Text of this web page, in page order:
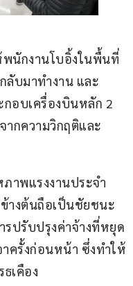
พนักงานโบอิ้งในพื้นที่
ลับมาทำงาน และ
กอบเครื่องบินหลัก 2
กความวิกฤติและ
าพแรงงานประจำ
างต้นถือเป็นชัยชนะ
ปรับปรุงค่าจ้างที่หยุด
าครั้งก่อนหน้า ซึ่งทำให้
เคือง